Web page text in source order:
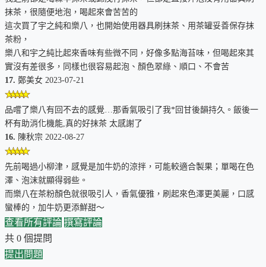
粉香醇厚，帶有溫和的焙火香氣；茶湯濃醇，口感圓潤；後韻
回甘鮮甜，口腔中充滿清新的香氣。
推薦情境：從忙碌中抽離的療癒片刻
在結束了一整天快節奏的喧囂後，關上電腦、放下手機，為自
己沖泡一杯「樂八」，就是您最需要的療癒儀式。
其溫和的焙火香氣與圓潤口感，能溫柔地包裹味蕾，創造出安
穩、靜謐的氛圍。
抹茶，很隨便地泡，喝起來會苦苦的
這次買了宇之純和樂八，也開始使用器具刷抹茶、用茶罐妥善保存抹
茶粉，
樂八和宇之純比起來香味有些微不同，好像多點海苔味，但喝起來其
實沒有差很多，同樣也很容易起泡、顏色翠綠、順口、不會苦
17. 鄭美女 2023-07-21
品嚐了樂八有回不去的感覺…那香氣吸引了我*回甘後韻持久。飯後一
杯有助消化機能,真的好抹茶 太感謝了
16. 陳秋宗 2022-08-27
先前喝過小柳津，感覺是加牛奶的涼拌，可能較適合製果；單喝在色
澤、泡沫就顯得弱些。
而樂八在茶粉顏色就很吸引人，香氣優雅，刷起來色澤更美麗，口感
蠻棒的，加牛奶更添鮮甜～
查看所有評論 撰寫評論
共 0 個提問
提出問題